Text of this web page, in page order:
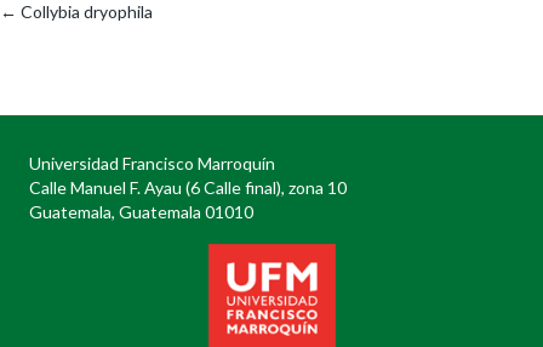
Posts
← Collybia dryophila
Universidad Francisco Marroquín
Calle Manuel F. Ayau (6 Calle final), zona 10
Guatemala, Guatemala 01010